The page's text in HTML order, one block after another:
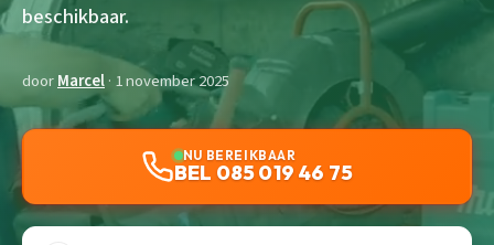
beschikbaar.
doorMarcel· 1 november 2025
NU BEREIKBAAR
BEL 085 019 46 75